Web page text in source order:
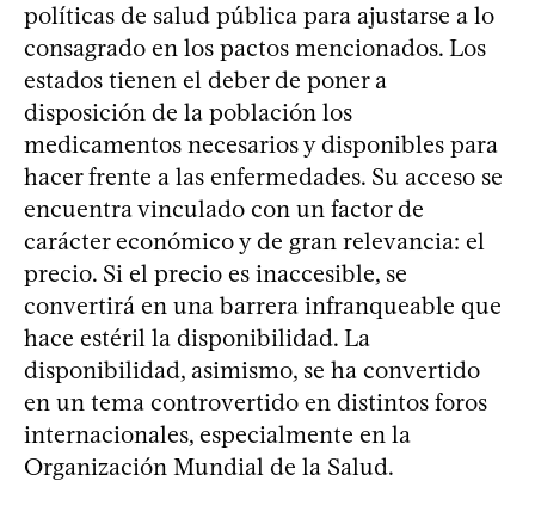
políticas de salud pública para ajustarse a lo
consagrado en los pactos mencionados. Los
estados tienen el deber de poner a
disposición de la población los
medicamentos necesarios y disponibles para
hacer frente a las enfermedades. Su acceso se
encuentra vinculado con un factor de
carácter económico y de gran relevancia: el
precio. Si el precio es inaccesible, se
convertirá en una barrera infranqueable que
hace estéril la disponibilidad. La
disponibilidad, asimismo, se ha convertido
en un tema controvertido en distintos foros
internacionales, especialmente en la
Organización Mundial de la Salud.